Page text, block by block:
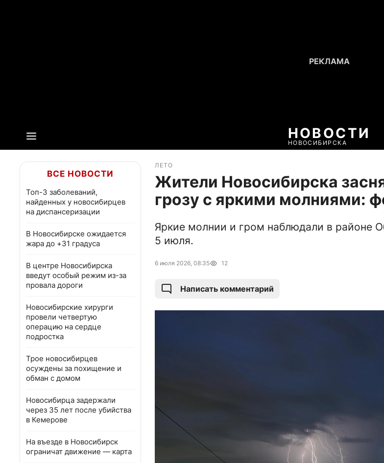
НОВОСТИ
НОВОСИБИРСКА
ВСЕ НОВОСТИ
Топ-3 заболеваний,
найденных у новосибирцев
на диспансеризации
В Новосибирске ожидается
жара до +31 градуса
В центре Новосибирска
введут особый режим из-за
провала дороги
Новосибирские хирурги
провели четвертую
операцию на сердце
подростка
Трое новосибирцев
осуждены за похищение и
обман с домом
Новосибирца задержали
через 35 лет после убийства
в Кемерове
На въезде в Новосибирск
ограничат движение — карта
ЛЕТО
Жители Новосибирска
грозу с яркими молниями:
Яркие молнии и гром наблюдали в районе
5 июля.
6 июля 2026, 08:35 12
Написать комментарий